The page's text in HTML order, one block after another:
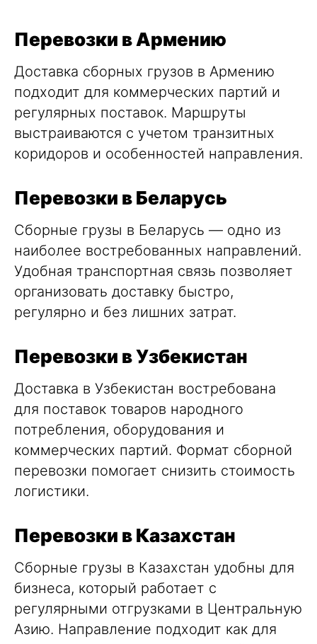
Перевозки в Армению
Доставка сборных грузов в Армению
подходит для коммерческих партий и
регулярных поставок. Маршруты
выстраиваются с учетом транзитных
коридоров и особенностей направления.
Перевозки в Беларусь
Сборные грузы в Беларусь — одно из
наиболее востребованных направлений.
Удобная транспортная связь позволяет
организовать доставку быстро,
регулярно и без лишних затрат.
Перевозки в Узбекистан
Доставка в Узбекистан востребована
для поставок товаров народного
потребления, оборудования и
коммерческих партий. Формат сборной
перевозки помогает снизить стоимость
логистики.
Перевозки в Казахстан
Сборные грузы в Казахстан удобны для
бизнеса, который работает с
регулярными отгрузками в Центральную
Азию. Направление подходит как для